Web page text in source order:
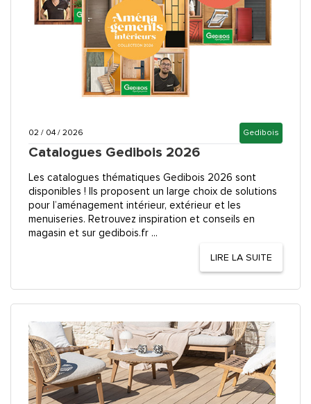
02 / 04 / 2026 Gedibois
Catalogues Gedibois 2026
Les catalogues thématiques Gedibois 2026 sont
disponibles ! Ils proposent un large choix de solutions
pour l’aménagement intérieur, extérieur et les
menuiseries. Retrouvez inspiration et conseils en
magasin et sur gedibois.fr ...
LIRE LA SUITE